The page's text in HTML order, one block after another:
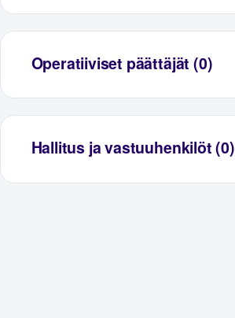
Operatiiviset päättäjät (0)
Hallitus ja vastuuhenkilöt (0)